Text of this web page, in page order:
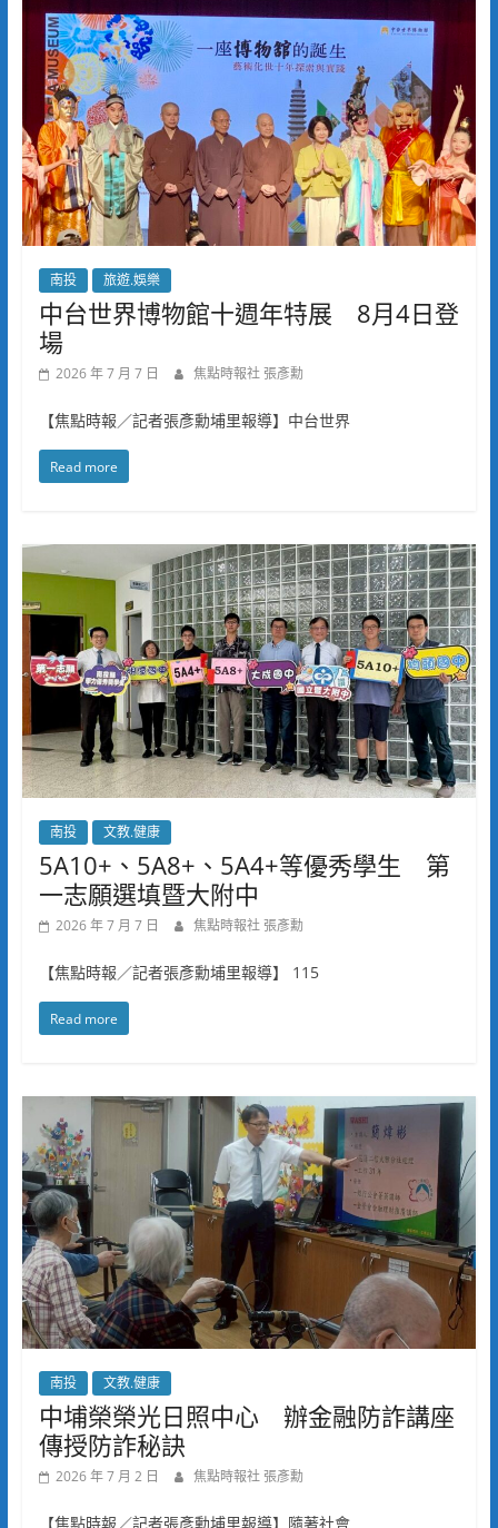
南投 旅遊.娛樂
中台世界博物館十週年特展 8月4日登
場
2026 年 7 月 7 日 焦點時報社 張彥勳
【焦點時報／記者張彥勳埔里報導】中台世界
Read more
南投 文教.健康
5A10+、5A8+、5A4+等優秀學生 第
一志願選填暨大附中
2026 年 7 月 7 日 焦點時報社 張彥勳
【焦點時報／記者張彥勳埔里報導】 115
Read more
南投 文教.健康
中埔榮榮光日照中心 辦金融防詐講座
傳授防詐秘訣
2026 年 7 月 2 日 焦點時報社 張彥勳
【焦點時報／記者張彥勳埔里報導】隨著社會